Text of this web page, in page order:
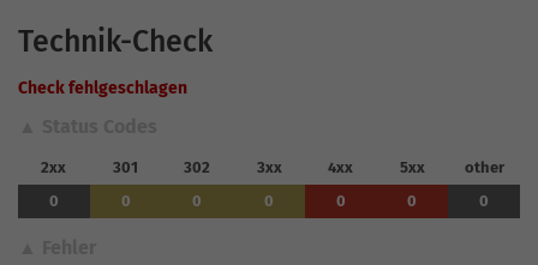
Technik-Check
Check fehlgeschlagen
2xx 301 302 3xx 4xx 5xx
other
0
0 0 0 0 0 0